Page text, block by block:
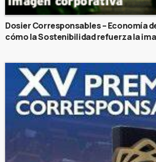
Dosier Corresponsables – Economía
cómo la Sostenibilidad refuerza la